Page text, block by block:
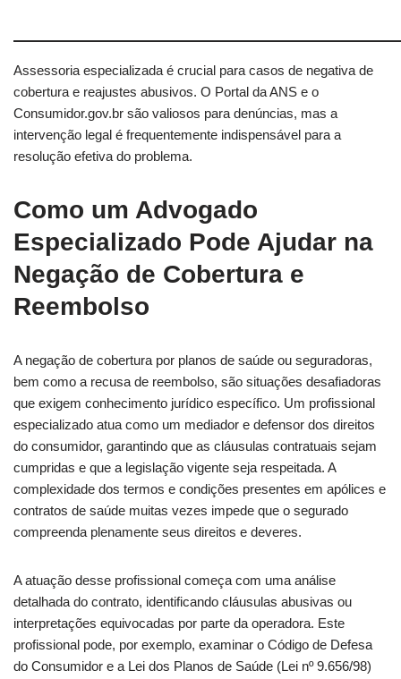
Assessoria especializada é crucial para casos de negativa de
cobertura e reajustes abusivos. O Portal da ANS e o
Consumidor.gov.br são valiosos para denúncias, mas a
intervenção legal é frequentemente indispensável para a
resolução efetiva do problema.
Como um Advogado
Especializado Pode Ajudar na
Negação de Cobertura e
Reembolso
A negação de cobertura por planos de saúde ou seguradoras,
bem como a recusa de reembolso, são situações desafiadoras
que exigem conhecimento jurídico específico. Um profissional
especializado atua como um mediador e defensor dos direitos
do consumidor, garantindo que as cláusulas contratuais sejam
cumpridas e que a legislação vigente seja respeitada. A
complexidade dos termos e condições presentes em apólices e
contratos de saúde muitas vezes impede que o segurado
compreenda plenamente seus direitos e deveres.
A atuação desse profissional começa com uma análise
detalhada do contrato, identificando cláusulas abusivas ou
interpretações equivocadas por parte da operadora. Este
profissional pode, por exemplo, examinar o Código de Defesa
do Consumidor e a Lei dos Planos de Saúde (Lei nº 9.656/98)